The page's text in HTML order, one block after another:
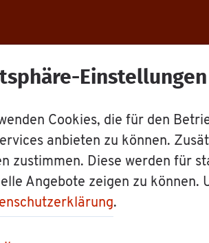
Einstellungen
Cookies, die für den
anbieten zu können.
zustimmen. Diese werden für
Angebote zeigen zu können.
.
Rat­haus